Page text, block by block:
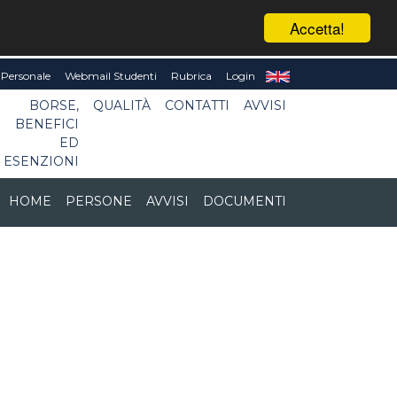
Accetta!
Webmail Studenti Rubrica Login
BORSE,
BENEFICI
ED
ESENZIONI
QUALITÀ CONTATTI AVVISI
HOME PERSONE AVVISI DOCUMENTI